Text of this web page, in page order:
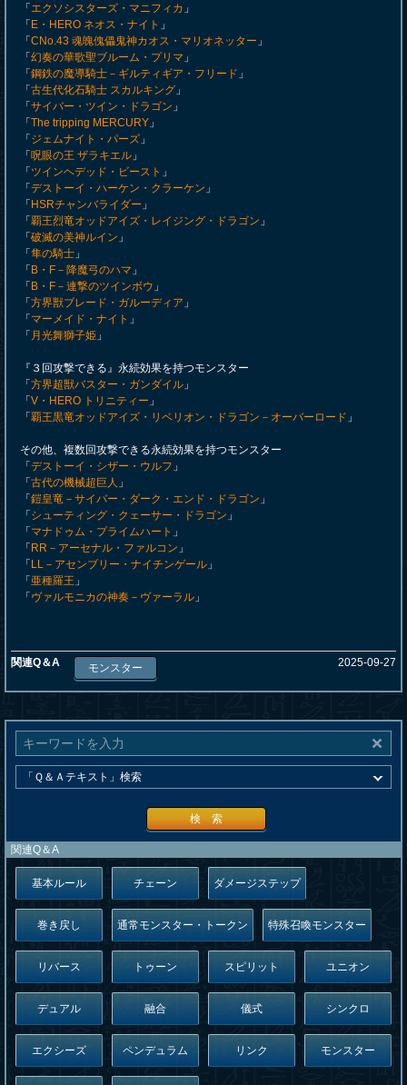
「 エクソシスターズ・マニフィカ 」
「 E・HERO ネオス・ナイト 」
「 CNo.43 魂魄傀儡鬼神カオス・マリオネッター 」
「 幻奏の華歌聖ブルーム・プリマ 」
「 鋼鉄の魔導騎士－ギルティギア・フリード 」
「 古生代化石騎士 スカルキング 」
「 サイバー・ツイン・ドラゴン 」
「 The tripping MERCURY 」
「 ジェムナイト・パーズ 」
「 呪眼の王 ザラキエル 」
「 ツインヘデッド・ビースト 」
「 デストーイ・ハーケン・クラーケン 」
「 HSRチャンバライダー 」
「 覇王烈竜オッドアイズ・レイジング・ドラゴン 」
「 破滅の美神ルイン 」
「 隼の騎士 」
「 B・F－降魔弓のハマ 」
「 B・F－連撃のツインボウ 」
「 方界獣ブレード・ガルーディア 」
「 マーメイド・ナイト 」
「 月光舞獅子姫 」
『３回攻撃できる』永続効果を持つモンスター
「 方界超獣バスター・ガンダイル 」
「 V・HERO トリニティー 」
「 覇王黒竜オッドアイズ・リベリオン・ドラゴン－オーバーロード 」
その他、複数回攻撃できる永続効果を持つモンスター
「 デストーイ・シザー・ウルフ 」
「 古代の機械超巨人 」
「 鎧皇竜－サイバー・ダーク・エンド・ドラゴン 」
「 シューティング・クェーサー・ドラゴン 」
「 マナドゥム・プライムハート 」
「 RR－アーセナル・ファルコン 」
「 LL－アセンブリー・ナイチンゲール 」
「 亜種羅王 」
「 ヴァルモニカの神奏－ヴァーラル 」
関連Q＆A モンスター 2025-09-27
検 索
関連Q＆A
基本ルール チェーン ダメージステップ
巻き戻し 通常モンスター・トークン 特殊召喚モンスター
リバース トゥーン スピリット ユニオン
デュアル 融合 儀式 シンクロ
エクシーズ ペンデュラム リンク モンスター